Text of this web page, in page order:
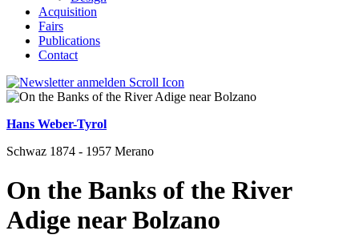
Acquisition
Fairs
Publications
Contact
Hans Weber-Tyrol
Schwaz 1874 - 1957 Merano
On the Banks of the River
Adige near Bolzano